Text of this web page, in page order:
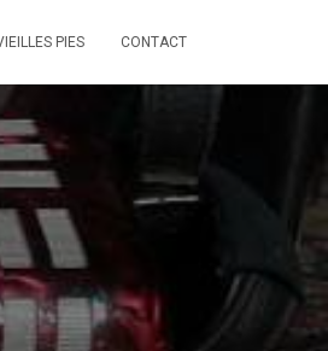
PIES CONTACT